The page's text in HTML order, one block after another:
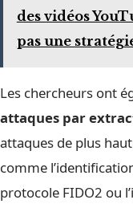
des vidéos
pas une
Les chercheurs ont
attaques par
attaques de plus
comme
protocole FIDO2 ou